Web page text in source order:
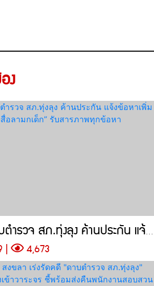
ง
ทุ่งลุง | ฝากขังดาบตำรวจ สภ.ทุ่งลุง ค้านประกัน แจ้งข้อหาเพิ่ม
| 4,673